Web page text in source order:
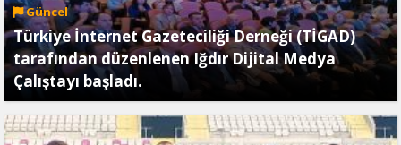
Güncel
Türkiye İnternet Gazeteciliği Derneği (TİGAD)
tarafından düzenlenen Iğdır Dijital Medya
Çalıştayı başladı.